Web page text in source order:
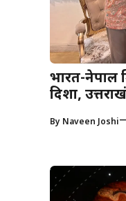
भारत-नेपाल
दिशा,
By Naveen Joshi